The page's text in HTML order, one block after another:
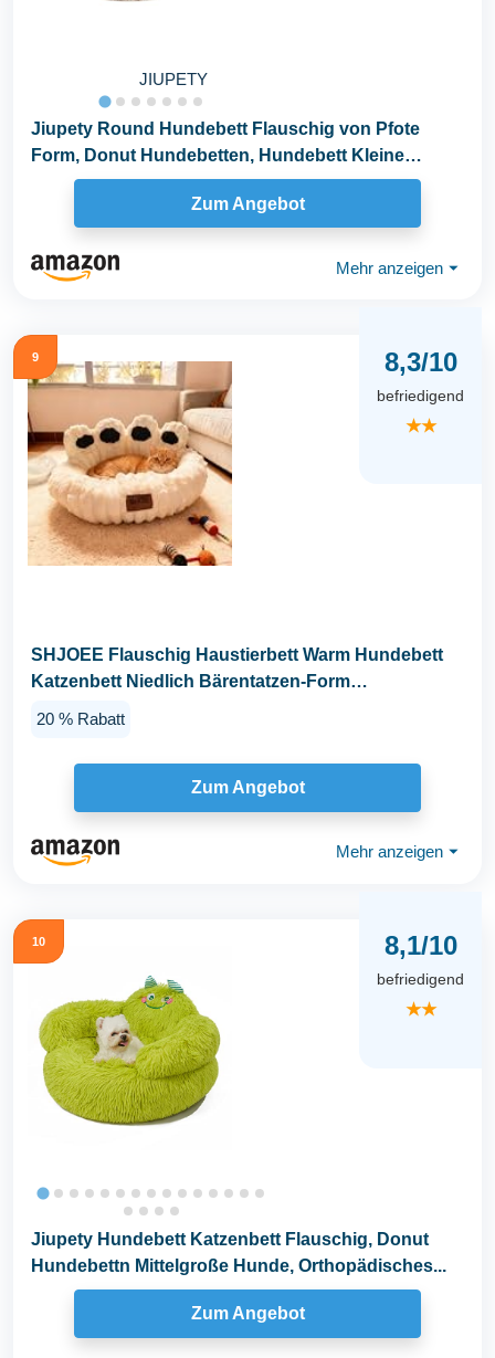
JIUPETY
Jiupety Round Hundebett Flauschig von Pfote
Form, Donut Hundebetten, Hundebett Kleine
Hunde Größe...
Zum Angebot
Mehr anzeigen ⏷
9 8,3/10
befriedigend
★★
SHJOEE Flauschig Haustierbett Warm Hundebett
Katzenbett Niedlich Bärentatzen-Form
20 % Rabatt
Zum Angebot
Mehr anzeigen ⏷
10 8,1/10
befriedigend
★★
Jiupety Hundebett Katzenbett Flauschig, Donut
Hundebettn Mittelgroße Hunde, Orthopädisches...
Zum Angebot